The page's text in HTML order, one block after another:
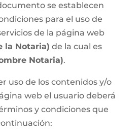
se establecen
para el uso de
de la página web
la Notaria) de la cual es
Notaria).
uso de los contenidos y/o
web el usuario deberá
y condiciones que